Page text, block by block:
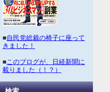
■自民党総裁の椅子に座って
きました！
■このブログが、日経新聞に
載りました（！？）